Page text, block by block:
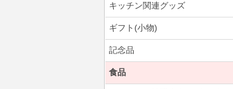
キッチン関連グッズ
ギフト(小物)
記念品
食品